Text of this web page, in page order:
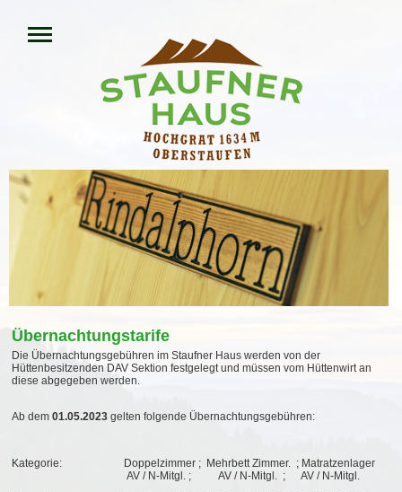
Übernachtungstarife
Die Übernachtungsgebühren im Staufner Haus werden von der
Hüttenbesitzenden DAV Sektion festgelegt und müssen vom Hüttenwirt an
diese abgegeben werden.
Ab dem 01.05.2023 gelten folgende Übernachtungsgebühren:
Kategorie: Doppelzimmer ; Mehrbett Zimmer. ; Matratzenlager
AV / N-Mitgl. ; AV / N-Mitgl. ; AV / N-Mitgl.